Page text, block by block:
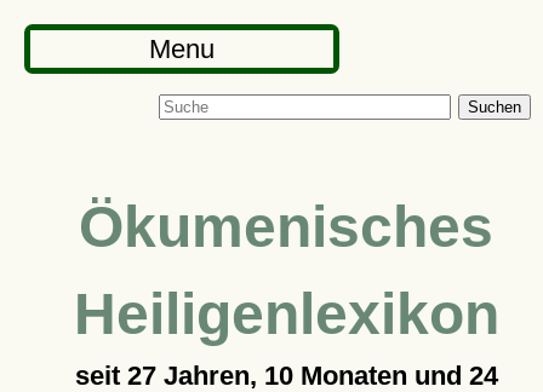
Menu
Suchen
Ökumenisches
Heiligenlexikon
seit 27 Jahren, 10 Monaten und 24